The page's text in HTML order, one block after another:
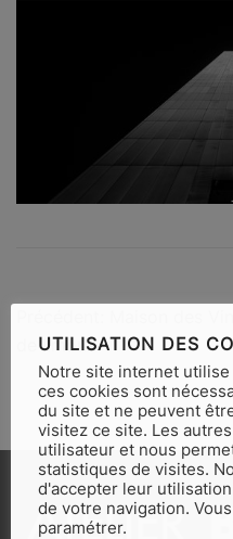
de
l’article
de limoux
UTILISATION DES
Notre site internet
ces cookies sont
du site et ne peuvent
visitez ce site. Les
utilisateur et nous
statistiques de visites.
d'accepter leur
de votre navigation.
paramétrer.